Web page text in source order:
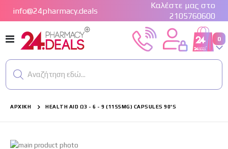
info@24pharmacy.deals
Καλέστε μας στο
2105760600
Εναλλαγή
Πλοήγησης
Cart
0
Αναζήτηση εδώ...
ΑΡΧΙΚΉ HEALTH AID Ω3 - 6 - 9 (1155MG) CAPSULES 90'S
Μετάβαση